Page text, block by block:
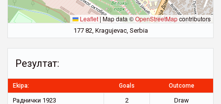
Leaflet | Map data ©OpenStreetMapcontributors
177 82, Kragujevac, Serbia
Резултат:
Ekipa: Goals Outcome
Раднички 1923 2
Draw